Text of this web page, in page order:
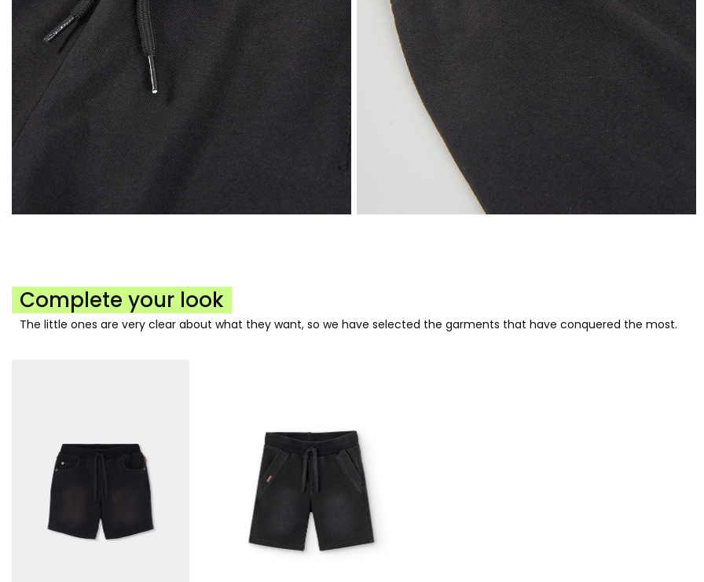
Complete your look
The little ones are very clear about what they want, so we have selected the garments that have conquered the most.